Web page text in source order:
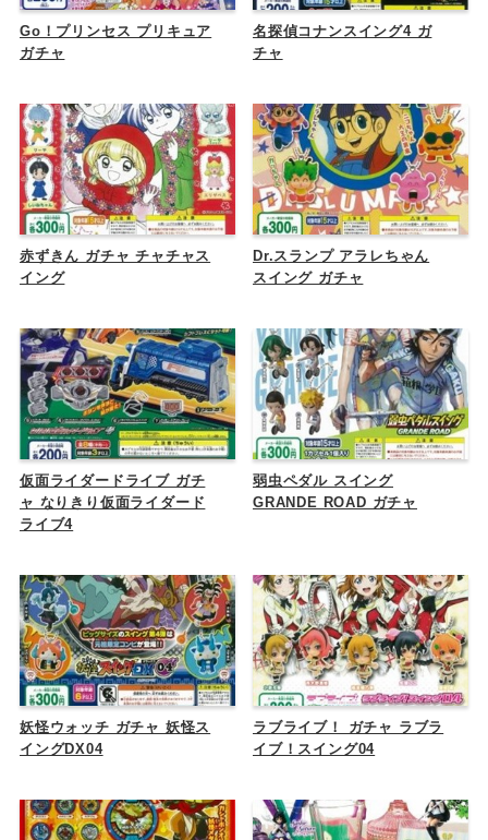
Go！プリンセス プリキュア
ガチャ
名探偵コナンスイング4 ガ
チャ
赤ずきん ガチャ チャチャス
イング
Dr.スランプ アラレちゃん
スイング ガチャ
仮面ライダードライブ ガチ
ャ なりきり仮面ライダード
ライブ4
弱虫ペダル スイング
GRANDE ROAD ガチャ
妖怪ウォッチ ガチャ 妖怪ス
イングDX04
ラブライブ！ ガチャ ラブラ
イブ！スイング04